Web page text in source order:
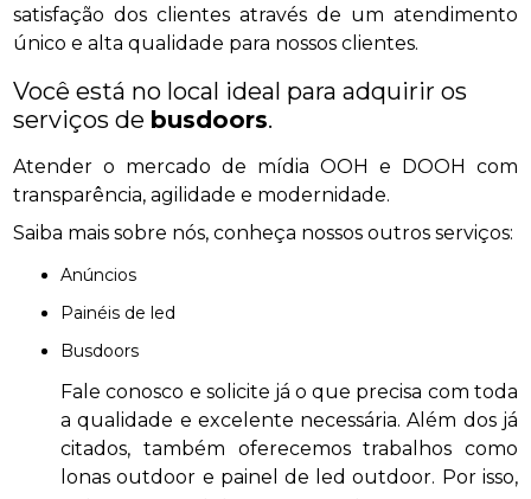
satisfação dos clientes através de um atendimento
único e alta qualidade para nossos clientes.
Você está no local ideal para adquirir os
serviços de busdoors.
Atender o mercado de mídia OOH e DOOH com
transparência, agilidade e modernidade.
Saiba mais sobre nós, conheça nossos outros serviços:
anúncios
painéis de led
busdoors
Fale conosco e solicite já o que precisa com toda
a qualidade e excelente necessária. Além dos já
citados, também oferecemos trabalhos como
lonas outdoor e painel de led outdoor. Por isso,